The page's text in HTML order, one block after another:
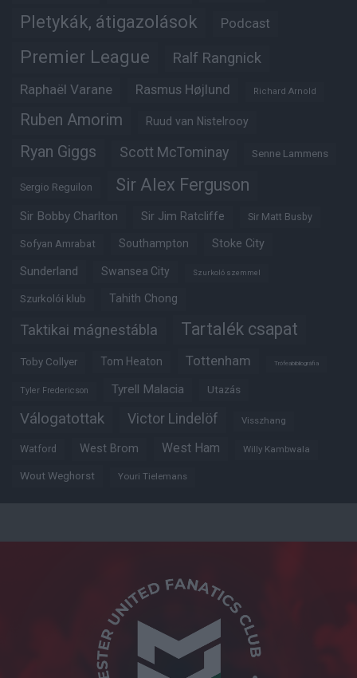
Pletykák, átigazolások Podcast
Premier League Ralf Rangnick
Raphaël Varane Rasmus Højlund Richard Arnold
Ruben Amorim Ruud van Nistelrooy
Ryan Giggs Scott McTominay Senne Lammens
Sergio Reguilon Sir Alex Ferguson
Sir Bobby Charlton Sir Jim Ratcliffe Sir Matt Busby
Sofyan Amrabat Southampton Stoke City
Sunderland Swansea City Szurkoló szemmel
Szurkolói klub Tahith Chong
Taktikai mágnestábla Tartalék csapat
Toby Collyer Tom Heaton Tottenham Trófeabibliográfia
Tyler Fredericson Tyrell Malacia Utazás
Válogatottak Victor Lindelöf Visszhang
Watford West Brom West Ham Willy Kambwala
Wout Weghorst Youri Tielemans